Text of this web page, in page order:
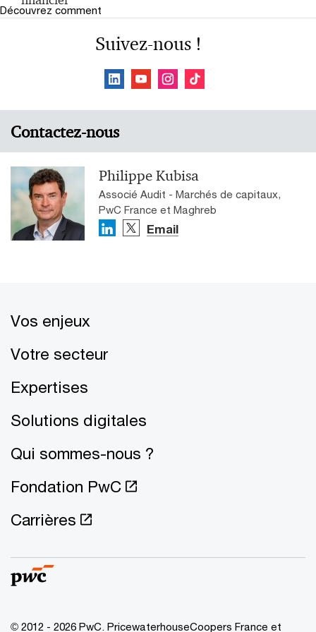
Découvrez comment
Suivez-nous !
Contactez-nous
Philippe Kubisa
Associé Audit - Marchés de capitaux,
PwC France et Maghreb
Email
Vos enjeux
Votre secteur
Expertises
Solutions digitales
Qui sommes-nous ?
Fondation PwC
Carrières
© 2012 - 2026 PwC. PricewaterhouseCoopers France et